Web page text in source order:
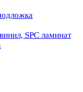
SPC ламинат